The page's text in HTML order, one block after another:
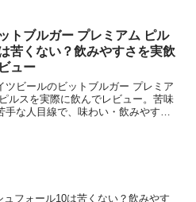
トブルガー プレミアム ピル
苦くない？飲みやすさを実飲
ュー
ツビールのビットブルガー プレミア
ルスを実際に飲んでレビュー。苦味
手な人目線で、味わい・飲みやす
ュフォール10は苦くない？飲みやす